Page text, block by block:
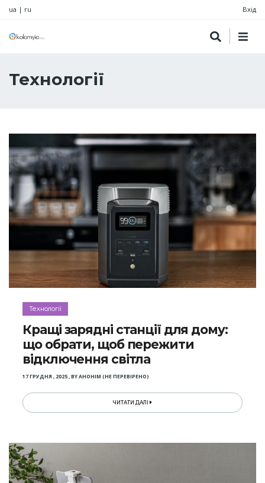
ua | ru Вхід
Технології
Технології
Кращі зарядні станції для дому:
що обрати, щоб пережити
відключення світла
17 ГРУДНЯ , 2025,BYАНОНІМ (НЕ ПЕРЕВІРЕНО)
ЧИТАТИ ДАЛІ